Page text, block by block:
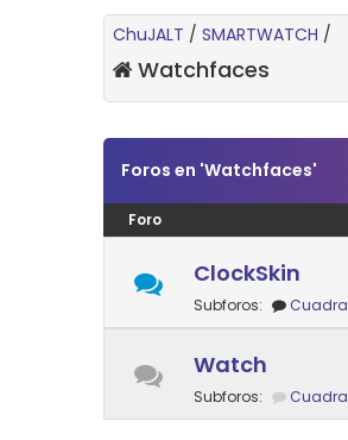
ChuJALT / SMARTWATCH /
Watchfaces
Foros en 'Watchfaces'
Foro
ClockSkin
Subforos:
Watch
Subforos: